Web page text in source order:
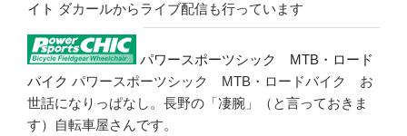
イト ダカールからライブ配信も行っています
パワースポーツシック MTB・ロード
バイク パワースポーツシック MTB・ロードバイク お
世話になりっぱなし。長野の「凄腕」（と言っておきま
す）自転車屋さんです。